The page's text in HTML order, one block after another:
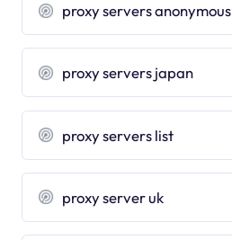
proxy servers anonymous
proxy servers japan
proxy servers list
proxy server uk